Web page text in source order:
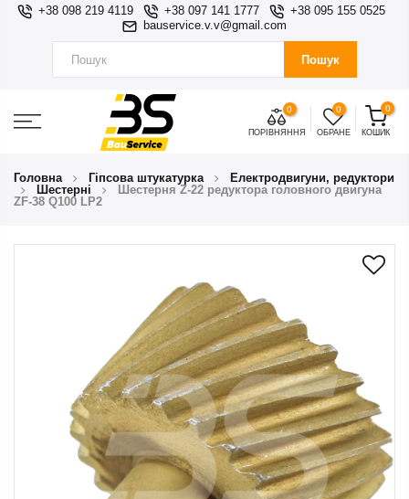
+38 098 219 4119 +38 097 141 1777
+38 095 155 0525
bauservice.v.v@gmail.com
Пошук
0
ПОРІВНЯННЯ
0
ОБРАНЕ
0
КОШИК
Головна Гіпсова штукатурка
Електродвигуни, редуктори
Шестернi
Шестерня Z-22 редуктора головного двигуна
ZF-38 Q100 LP2